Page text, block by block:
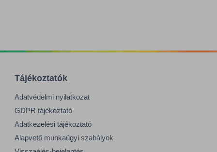
Tájékoztatók
Adatvédelmi nyilatkozat
GDPR tájékoztató
Adatkezelési tájékoztató
Alapvető munkaügyi szabályok